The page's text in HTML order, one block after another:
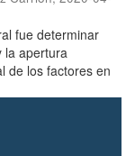
fue determinar
la apertura
de los factores en